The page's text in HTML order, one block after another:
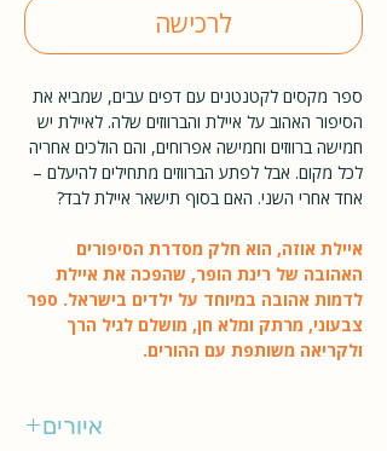
לרכישה
ספר מקסים לקטנטנים עם דפים עבים, שמביא את
הסיפור האהוב על איילת והברווזים שלה. לאיילת יש
חמישה ברווזים וחמישה אפרוחים, והם הולכים אחריה
לכל מקום. אבל לפתע הברווזים מתחילים להיעלם –
אחד אחרי השני. האם בסוף תישאר איילת לבד?
איילת אוזה, הוא חלק מסדרת הסיפורים
האהובה של רינת הופר, שהפכה את איילת
לדמות אהובה במיוחד על ילדים בישראל. ספר
צבעוני, מרתק ומלא חן, מושלם לגיל הרך
ולקריאה משותפת עם ההורים.
איורים